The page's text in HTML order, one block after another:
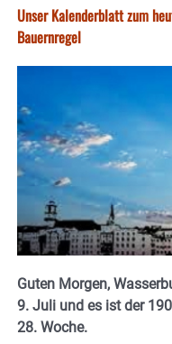
Unser Kalenderblatt zum
Bauernregel
Guten Morgen,
9. Juli und es ist der
28. Woche.